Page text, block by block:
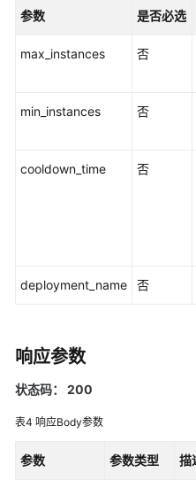
文
文
用
隆
域）
用
指
参数 是否必选
max_instances 否
min_instances 否
cooldown_time 否
deployment_name 否
响应参数
状态码： 200
表4 响应Body参数
参数 参数类型 描